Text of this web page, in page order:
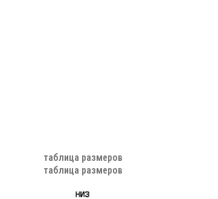
таблица размеров
таблица размеров